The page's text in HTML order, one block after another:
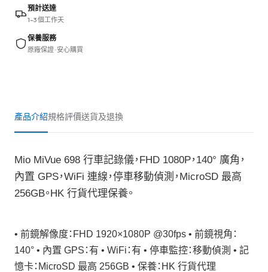
預計送達
1–3 個工作天
保養服務
原廠保證 · 安心購買
產品介紹規格評價送貨及退換
Mio MiVue 698 行車記錄儀，FHD 1080P，140° 廣角，
內置 GPS，WiFi 連線，停車移動偵測，MicroSD 最高
256GB。HK 行貨代理保養。
• 前鏡解像度：FHD 1920×1080P @30fps • 前鏡視角：
140° • 內置 GPS：有 • WiFi：有 • 停車監控：移動偵測 • 記
憶卡：MicroSD 最高 256GB • 保養：HK 行貨代理